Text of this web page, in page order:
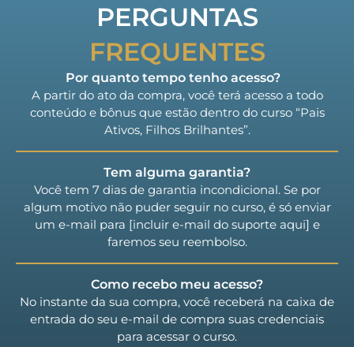
PERGUNTAS
FREQUENTES
Por quanto tempo tenho acesso?
A partir do ato da compra, você terá acesso a todo
conteúdo e bônus que estão dentro do curso “Pais
Ativos, Filhos Brilhantes”.
Tem alguma garantia?
Você tem 7 dias de garantia incondicional. Se por
algum motivo não puder seguir no curso, é só enviar
um e-mail para [incluir e-mail do suporte aqui] e
faremos seu reembolso.
Como recebo meu acesso?
No instante da sua compra, você receberá na caixa de
entrada do seu e-mail de compra suas credenciais
para acessar o curso.